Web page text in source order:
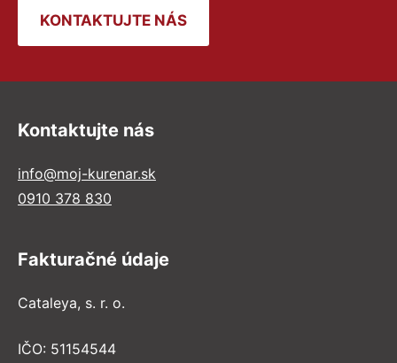
KONTAKTUJTE NÁS
Kontaktujte nás
info@moj-kurenar.sk
0910 378 830
Fakturačné údaje
Cataleya, s. r. o.
IČO: 51154544